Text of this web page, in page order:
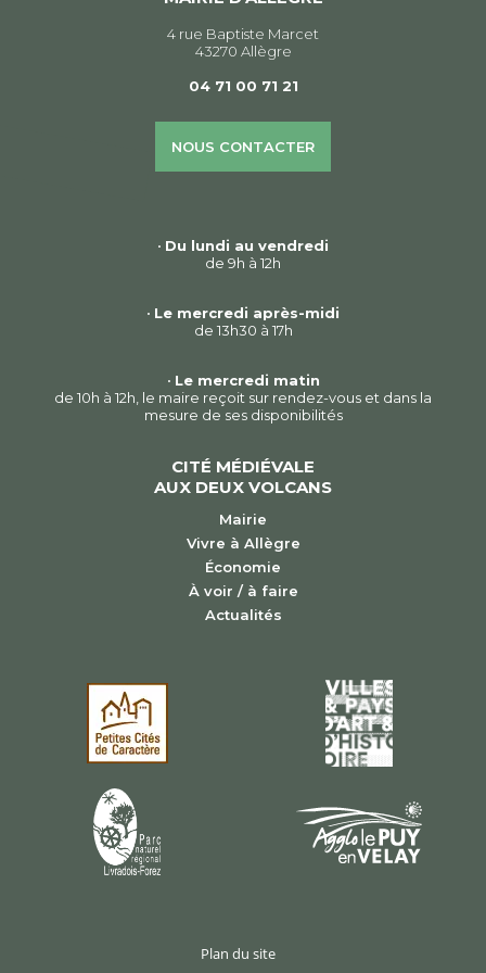
4 rue Baptiste Marcet
43270 Allègre
04 71 00 71 21
NOUS CONTACTER
• Du lundi au vendredi
de 9h à 12h
• Le mercredi après-midi
de 13h30 à 17h
• Le mercredi matin
de 10h à 12h, le maire reçoit sur rendez-vous et dans la
mesure de ses disponibilités
CITÉ MÉDIÉVALE
AUX DEUX VOLCANS
Mairie
Vivre à Allègre
Économie
À voir / à faire
Actualités
Plan du site